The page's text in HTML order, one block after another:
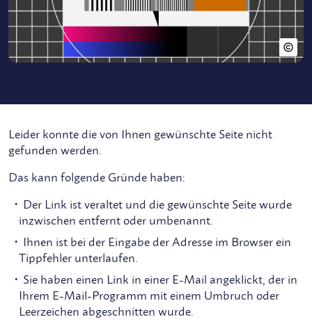
Leider konnte die von Ihnen gewünschte Seite nicht
gefunden werden.
Das kann folgende Gründe haben:
Der Link ist veraltet und die gewünschte Seite wurde
inzwischen entfernt oder umbenannt.
Ihnen ist bei der Eingabe der Adresse im Browser ein
Tippfehler unterlaufen.
Sie haben einen Link in einer E-Mail angeklickt, der in
Ihrem E-Mail-Programm mit einem Umbruch oder
Leerzeichen abgeschnitten wurde.